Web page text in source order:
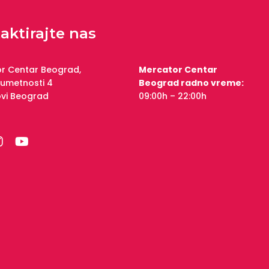
nas
Centar Beograd,
4
Beograd
Mercator Centar
Beograd radno vreme:
09:00h – 22:00h